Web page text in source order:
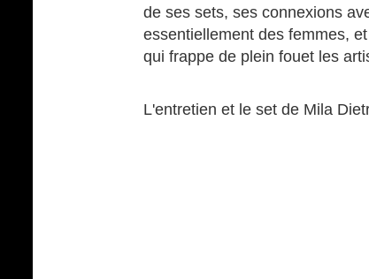
de ses sets, ses connexions
essentiellement des femmes,
qui frappe de plein fouet les
L'entretien et le set de Mila